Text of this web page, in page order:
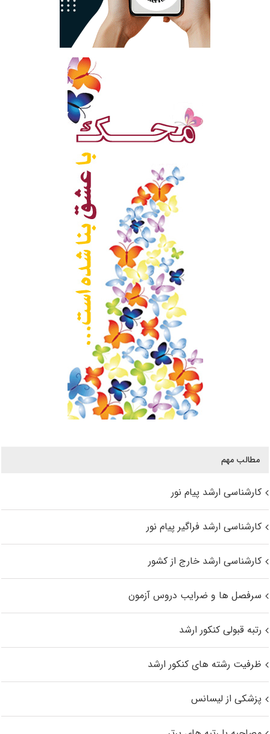
مطالب مهم
کارشناسی ارشد پیام نور
کارشناسی ارشد فراگیر پیام نور
کارشناسی ارشد خارج از کشور
سرفصل ها و ضرایب دروس آزمون
رتبه قبولی کنکور ارشد
ظرفیت رشته های کنکور ارشد
پزشکی از لیسانس